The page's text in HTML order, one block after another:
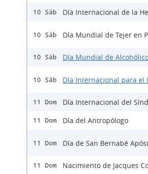
10 Sáb Día Internacional de la
10 Sáb Día Mundial de Tejer en
10 Sáb Día Mundial de
10 Sáb Día Internacional para el
11 Dom Día Internacional del
11 Dom Día del Antropólogo
11 Dom Día de San Bernabé
11 Dom Nacimiento de Jacques